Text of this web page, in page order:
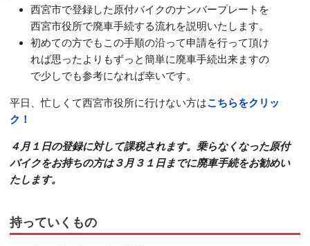
西宮市で登録した原付バイクのナンバープレートを
西宮市役所で廃車手続する流れを説明いたします。
初めての方でもこの手順の沿って申請を行って頂け
れば思ったよりもずっと簡単に廃車手続出来ますの
で少しでも参考になれば幸いです。
平日、忙しくて西宮市役所に行けない方はこちらをクリッ
ク！
４月１日の登録に対して課税されます。乗らなくなった原付
バイクをお持ちの方は３月３１日までに廃車手続をお勧めい
たします。
持っていくもの